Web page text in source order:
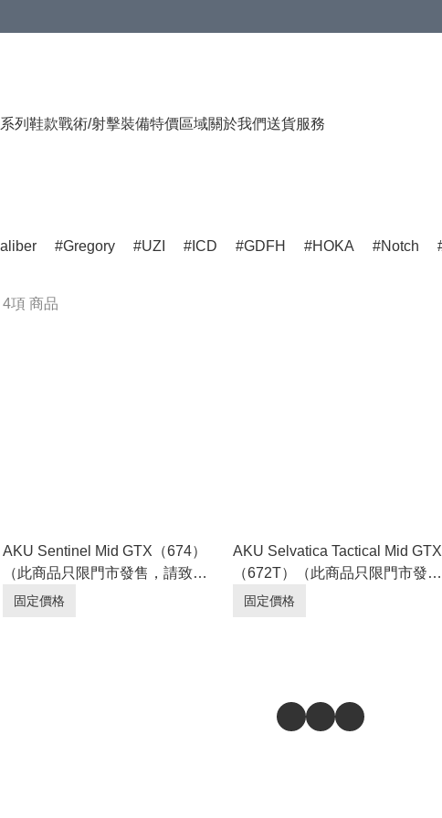
列 鞋款戰術/射擊裝備特價區域關於我們送貨服務
Gregory UZI ICD GDFH HOKA Notch
4項 商品
AKU Sentinel Mid GTX（674）
（此商品只限門市發售，請致電
查詢庫存。 ）
固定價格
AKU Selvatica Tactical Mid GTX
（672T）（此商品只限門市發
售，請致電查詢庫存。）
固定價格